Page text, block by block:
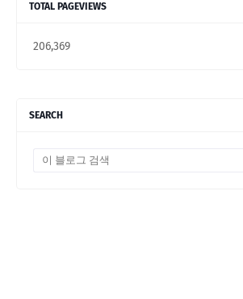
TOTAL PAGEVIEWS
206,369
SEARCH